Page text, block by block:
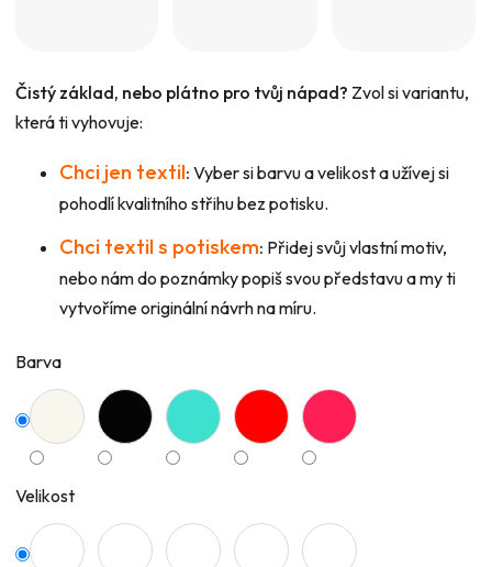
Čistý základ, nebo plátno pro tvůj nápad? Zvol si variantu,
která ti vyhovuje:
Chci jen textil: Vyber si barvu a velikost a užívej si
pohodlí kvalitního střihu bez potisku.
Chci textil s potiskem: Přidej svůj vlastní motiv,
nebo nám do poznámky popiš svou představu a my ti
vytvoříme originální návrh na míru.
Barva
Velikost